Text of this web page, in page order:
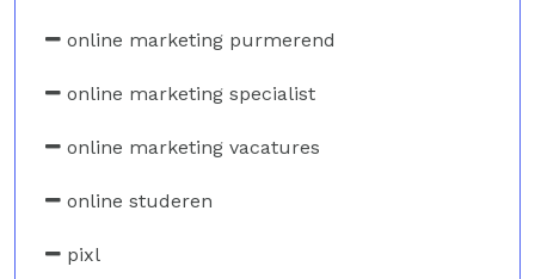
online marketing purmerend
online marketing specialist
online marketing vacatures
online studeren
pixl